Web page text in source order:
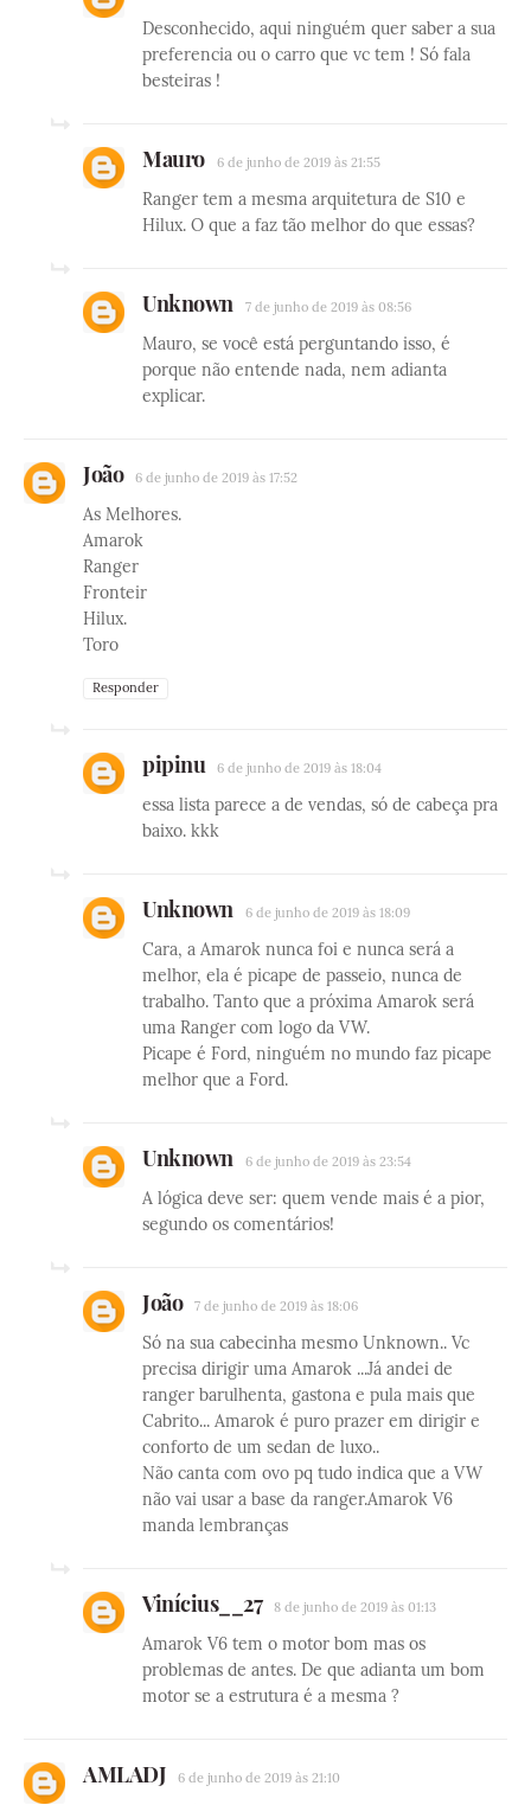
Desconhecido, aqui ninguém quer saber a sua
preferencia ou o carro que vc tem ! Só fala
besteiras !
Mauro 6 de junho de 2019 às 21:55
Ranger tem a mesma arquitetura de S10 e
Hilux. O que a faz tão melhor do que essas?
Unknown 7 de junho de 2019 às 08:56
Mauro, se você está perguntando isso, é
porque não entende nada, nem adianta
explicar.
João 6 de junho de 2019 às 17:52
As Melhores.
Amarok
Ranger
Fronteir
Hilux.
Toro
Responder
pipinu 6 de junho de 2019 às 18:04
essa lista parece a de vendas, só de cabeça pra
baixo. kkk
Unknown 6 de junho de 2019 às 18:09
Cara, a Amarok nunca foi e nunca será a
melhor, ela é picape de passeio, nunca de
trabalho. Tanto que a próxima Amarok será
uma Ranger com logo da VW.
Picape é Ford, ninguém no mundo faz picape
melhor que a Ford.
Unknown 6 de junho de 2019 às 23:54
A lógica deve ser: quem vende mais é a pior,
segundo os comentários!
João 7 de junho de 2019 às 18:06
Só na sua cabecinha mesmo Unknown.. Vc
precisa dirigir uma Amarok ...Já andei de
ranger barulhenta, gastona e pula mais que
Cabrito... Amarok é puro prazer em dirigir e
conforto de um sedan de luxo..
Não canta com ovo pq tudo indica que a VW
não vai usar a base da ranger.Amarok V6
manda lembranças
Vinícius__27 8 de junho de 2019 às 01:13
Amarok V6 tem o motor bom mas os
problemas de antes. De que adianta um bom
motor se a estrutura é a mesma ?
AMLADJ 6 de junho de 2019 às 21:10